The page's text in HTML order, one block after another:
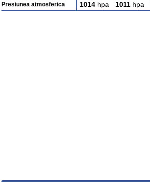
Presiunea atmosferica 1014 hpa 1011hpa